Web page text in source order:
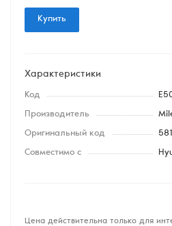
Купить
Характеристики
Код
Производитель
Оригинальный код
Совместимо с
Цена действительна только для